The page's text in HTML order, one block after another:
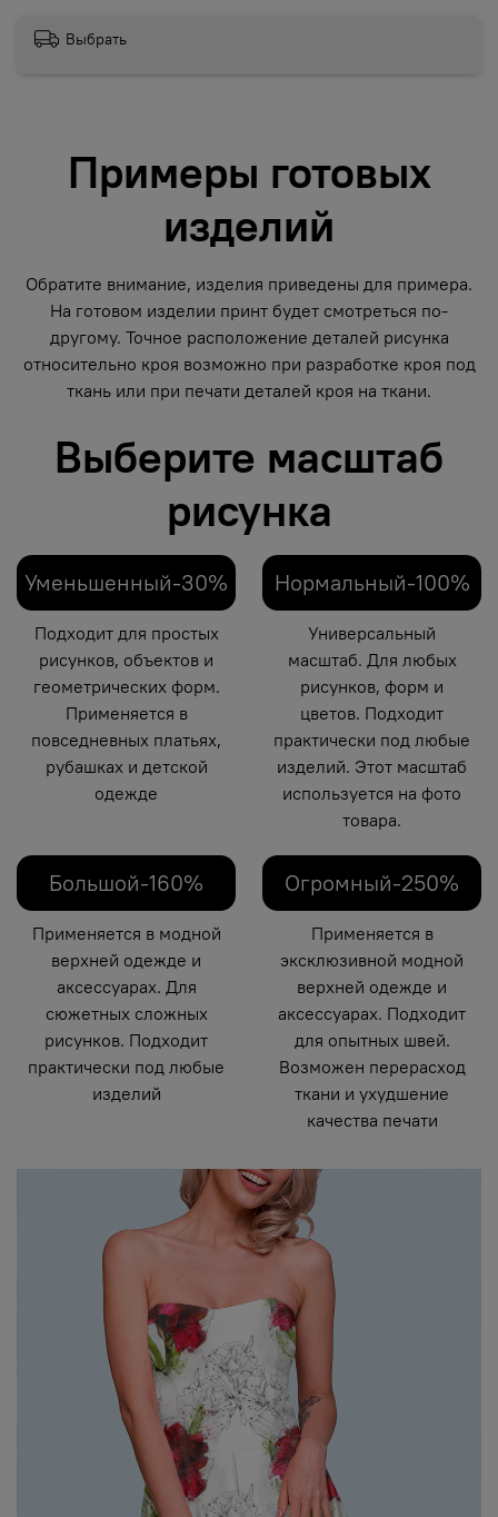
Выбрать
Примеры готовых
изделий
Обратите внимание, изделия приведены для примера.
На готовом изделии принт будет смотреться по-
другому. Точное расположение деталей рисунка
относительно кроя возможно при разработке кроя под
ткань или при печати деталей кроя на ткани.
Выберите масштаб
рисунка
Уменьшенный-30%
Подходит для простых
рисунков, объектов и
геометрических форм.
Применяется в
повседневных платьях,
рубашках и детской
одежде
Нормальный-100%
Универсальный
масштаб. Для любых
рисунков, форм и
цветов. Подходит
практически под любые
изделий. Этот масштаб
используется на фото
товара.
Большой-160%
Применяется в модной
верхней одежде и
аксессуарах. Для
сюжетных сложных
рисунков. Подходит
практически под любые
изделий
Огромный-250%
Применяется в
эксклюзивной модной
верхней одежде и
аксессуарах. Подходит
для опытных швей.
Возможен перерасход
ткани и ухудшение
качества печати